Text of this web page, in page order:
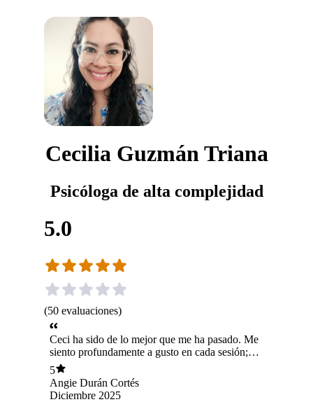
Cecilia Guzmán Triana
Psicóloga de alta complejidad
5.0
(50 evaluaciones)
Ceci ha sido de lo mejor que me ha pasado. Me
siento profundamente a gusto en cada sesión;
más que una sesión, es un verdadero despertar
emocional. Como profesional es excelente, y
acompañarse de ella en mi proceso ha sido
transformador.
5
Angie Durán Cortés
Diciembre 2025